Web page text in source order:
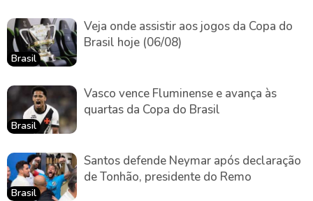
Brasil
Veja onde assistir aos jogos da Copa do
Brasil hoje (06/08)
Brasil
Vasco vence Fluminense e avança às
quartas da Copa do Brasil
Brasil
Santos defende Neymar após declaração
de Tonhão, presidente do Remo